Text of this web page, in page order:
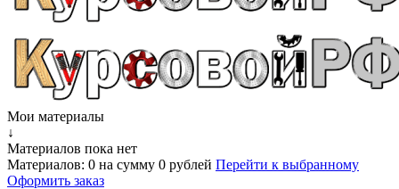
Мои материалы
↓
Материалов пока нет
Материалов: 0 на сумму 0 рублей Перейти к выбранному
Оформить заказ